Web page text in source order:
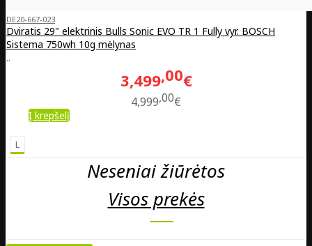
DE20-667-023
Dviratis 29" elektrinis Bulls Sonic EVO TR 1 Fully vyr. BOSCH
Sistema 750wh 10g mėlynas
..
3,499 00€
4,999 00€
Į krepšelį
L
Neseniai žiūrėtos
Visos prekės